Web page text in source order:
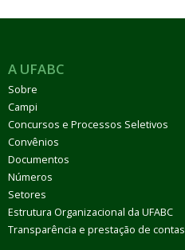
A UFABC
Sobre
Campi
Concursos e Processos Seletivos
Convênios
Documentos
Números
Setores
Estrutura Organizacional da UFABC
Transparência e prestação de contas